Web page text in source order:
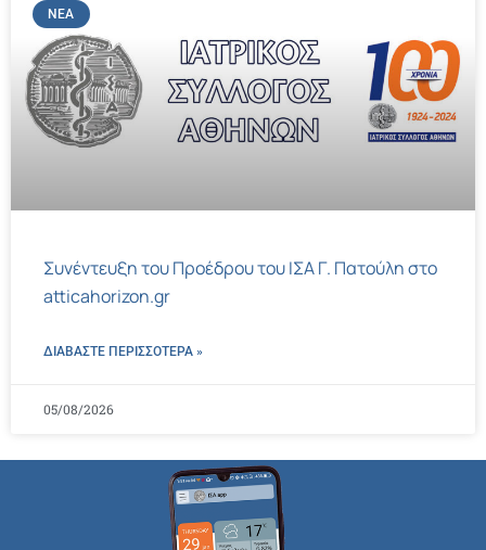
ΝΈΑ
Συνέντευξη του Προέδρου του ΙΣΑ Γ. Πατούλη στο
atticahorizon.gr
ΔΙΑΒΑΣΤΕ ΠΕΡΙΣΣΌΤΕΡΑ »
05/08/2026